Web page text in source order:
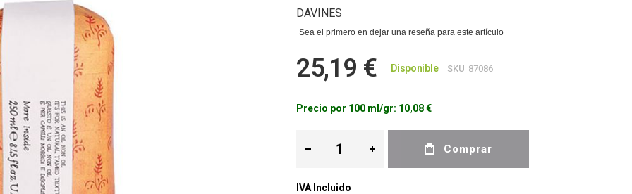
DAVINES
Sea el primero en dejar una reseña para este artículo
25,19 € Disponible SKU 87086
Precio por 100 ml/gr: 10,08 €
Comprar
IVA Incluido